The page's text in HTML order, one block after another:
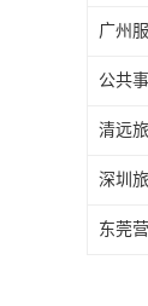
广州
公共
清远
深圳
东莞